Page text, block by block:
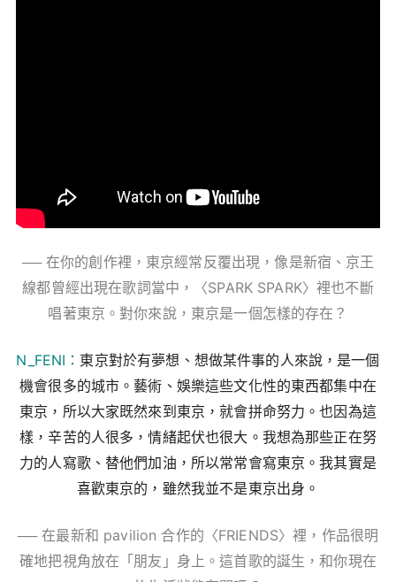
── 在你的創作裡，東京經常反覆出現，像是新宿、京王
線都曾經出現在歌詞當中，〈SPARK SPARK〉裡也不斷
唱著東京。對你來說，東京是一個怎樣的存在？
N_FENI： 東京對於有夢想、想做某件事的人來說，是一個
機會很多的城市。藝術、娛樂這些文化性的東西都集中在
東京，所以大家既然來到東京，就會拼命努力。也因為這
樣，辛苦的人很多，情緒起伏也很大。我想為那些正在努
力的人寫歌、替他們加油，所以常常會寫東京。我其實是
喜歡東京的，雖然我並不是東京出身。
── 在最新和 pavilion 合作的〈FRIENDS〉裡，作品很明
確地把視角放在「朋友」身上。這首歌的誕生，和你現在